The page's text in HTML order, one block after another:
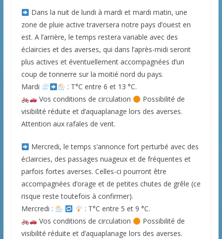
Dans la nuit de lundi à mardi et mardi matin, une
zone de pluie active traversera notre pays d’ouest en
est. A l’arrière, le temps restera variable avec des
éclaircies et des averses, qui dans l’après-midi seront
plus actives et éventuellement accompagnées d’un
coup de tonnerre sur la moitié nord du pays.
Mardi
: T°C entre 6 et 13 °C.
Vos conditions de circulation
Possibilité de
visibilité réduite et d’aquaplanage lors des averses.
Attention aux rafales de vent.
Mercredi, le temps s’annonce fort perturbé avec des
éclaircies, des passages nuageux et de fréquentes et
parfois fortes averses. Celles-ci pourront être
accompagnées d’orage et de petites chutes de grêle (ce
risque reste toutefois à confirmer).
Mercredi :
: T°C entre 5 et 9 °C.
Vos conditions de circulation
Possibilité de
visibilité réduite et d’aquaplanage lors des averses.